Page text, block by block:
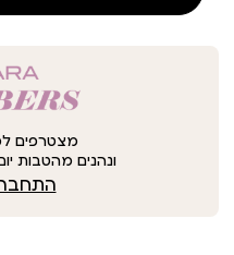
מצטרפים
ונהנים מהטבות